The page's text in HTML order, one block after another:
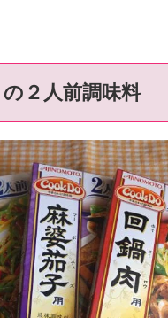
２人前調味料